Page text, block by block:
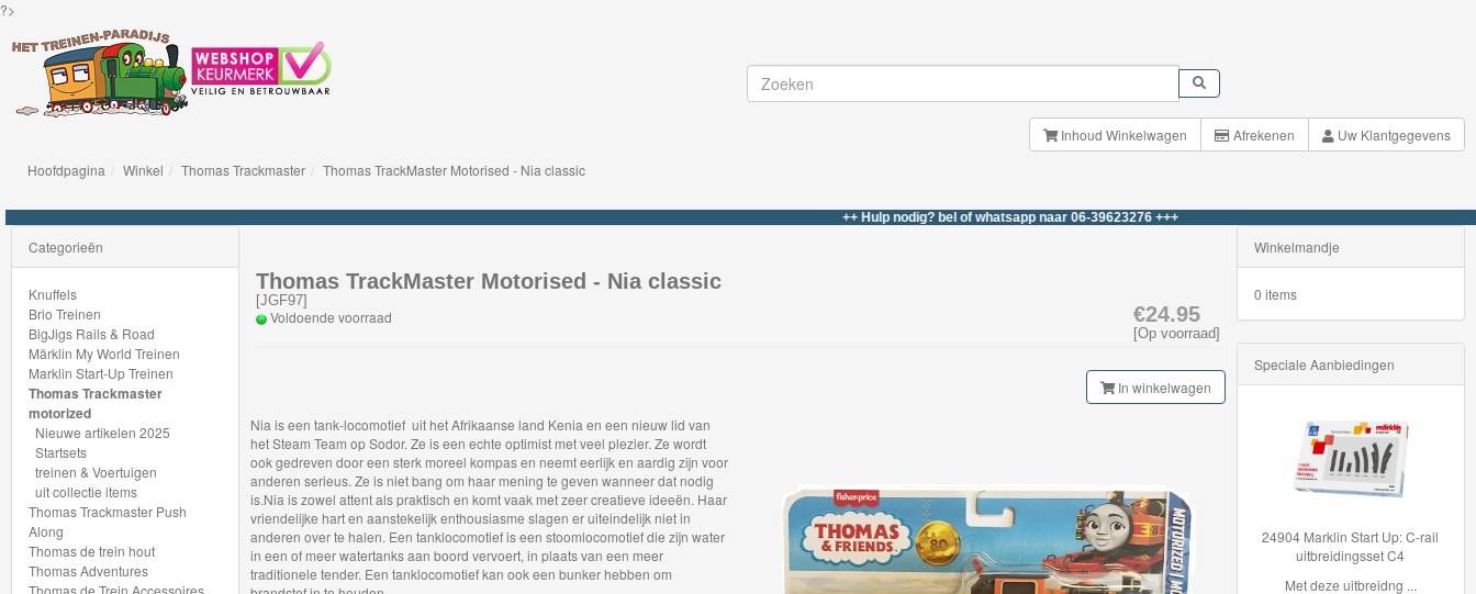
?>
Brio
Treinen
BigJigs
Rails
&
Road
Märklin
My
World
Treinen
Inhoud Winkelwagen Afrekenen
Uw Klantgegevens
Hoofdpagina
Winkel Thomas Trackmaster Thomas TrackMaster Motorised - Nia classic
++ Hulp nodig? bel of whatsapp naar 06-39623276 +++
€24.95
[Op voorraad]
Thomas TrackMaster Motorised - Nia classic
[JGF97]
Voldoende voorraad
In winkelwagen
Nia is een tank-locomotief uit het Afrikaanse land Kenia en een nieuw lid van
het Steam Team op Sodor. Ze is een echte optimist met veel plezier. Ze wordt
ook gedreven door een sterk moreel kompas en neemt eerlijk en aardig zijn voor
anderen serieus. Ze is niet bang om haar mening te geven wanneer dat nodig
is.Nia is zowel attent als praktisch en komt vaak met zeer creatieve ideeën. Haar
vriendelijke hart en aanstekelijk enthousiasme slagen er uiteindelijk niet in
anderen over te halen. Een tanklocomotief is een stoomlocomotief die zijn water
in een of meer watertanks aan boord vervoert, in plaats van een meer
traditionele tender. Een tanklocomotief kan ook een bunker hebben om
Categorieën
Knuffels
Brio Treinen
BigJigs Rails & Road
Märklin My World Treinen
Marklin Start-Up Treinen
Thomas Trackmaster
motorized
Nieuwe artikelen 2025
Startsets
treinen & Voertuigen
uit collectie items
Thomas Trackmaster Push
Along
Thomas de trein hout
Thomas Adventures
Thomas de Trein Accessoires
Winkelmandje
0 items
Speciale Aanbiedingen
24904 Marklin Start Up: C-rail
uitbreidingsset C4
Met deze uitbreidng ...
Hot Wheels
Hot Wheels